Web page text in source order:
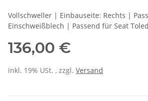
Vollschweller | Einbauseite: Rechts |
Einschweißblech | Passend für Seat
136,00 €
inkl. 19% USt. , zzgl. Versand